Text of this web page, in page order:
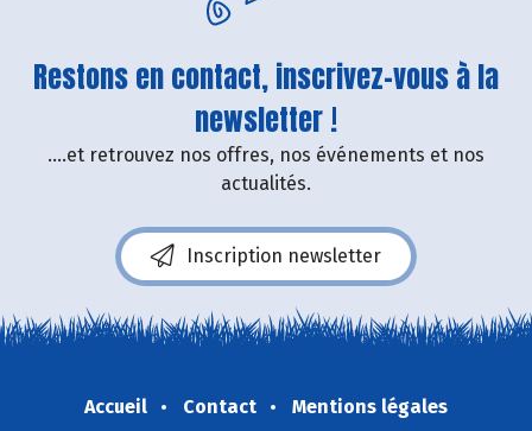
Restons en contact, inscrivez-vous à la
newsletter !
....et retrouvez nos offres, nos événements et nos
actualités.
Inscription newsletter
Accueil Contact
Mentions légales